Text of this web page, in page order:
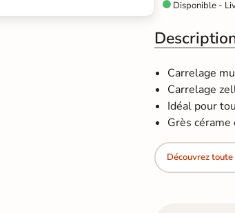
Disponible -
Carrelage
Carrelage
Idéal pour
Grès
Découvrez